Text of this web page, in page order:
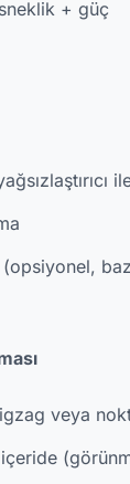
+ güç
veya